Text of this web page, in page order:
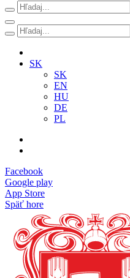
SK
SK
EN
HU
DE
PL
Facebook
Google play
App Store
Späť hore